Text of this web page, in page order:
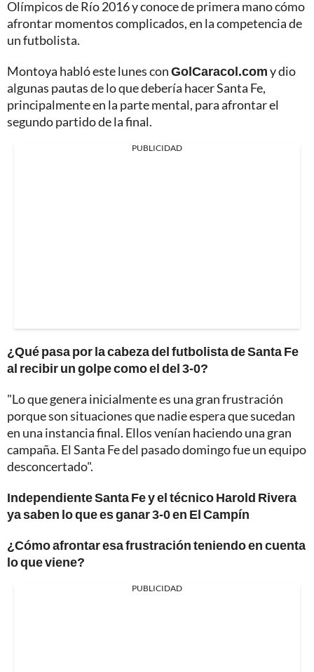
Olímpicos de Río 2016 y conoce de primera mano cómo
afrontar momentos complicados, en la competencia de
un futbolista.
Montoya habló este lunes conGolCaracol.comy dio
algunas pautas de lo que debería hacer Santa Fe,
principalmente en la parte mental, para afrontar el
segundo partido de la final.
PUBLICIDAD
¿Qué pasa por la cabeza del futbolista de Santa Fe
al recibir un golpe como el del 3-0?
"Lo que genera inicialmente es una gran frustración
porque son situaciones que nadie espera que sucedan
en una instancia final. Ellos venían haciendo una gran
campaña. El Santa Fe del pasado domingo fue un equipo
desconcertado".
Independiente Santa Fe y el técnico Harold Rivera
ya saben lo que es ganar 3-0 en El Campín
¿Cómo afrontar esa frustración teniendo en cuenta
lo que viene?
PUBLICIDAD